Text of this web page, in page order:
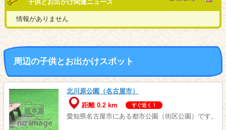
子供とお出かけ関連ニュース
情報がありません
周辺の子供とお出かけスポット
北川原公園（名古屋市）
距離 0.2 km
すぐ近く！
愛知県名古屋市にある都市公園（街区公園）です。